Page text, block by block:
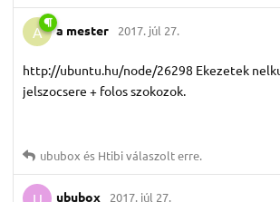
A a mester 2017. júl 27.
http://ubuntu.hu/node/26298 Ekezetek
jelszocsere + folos szokozok.
ububox és Htibiválaszolt erre.
ububox 2017. júl 27.